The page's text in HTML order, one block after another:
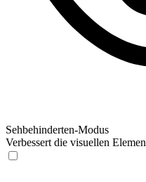
Sehbehinderten-Modus
Verbessert die visuellen